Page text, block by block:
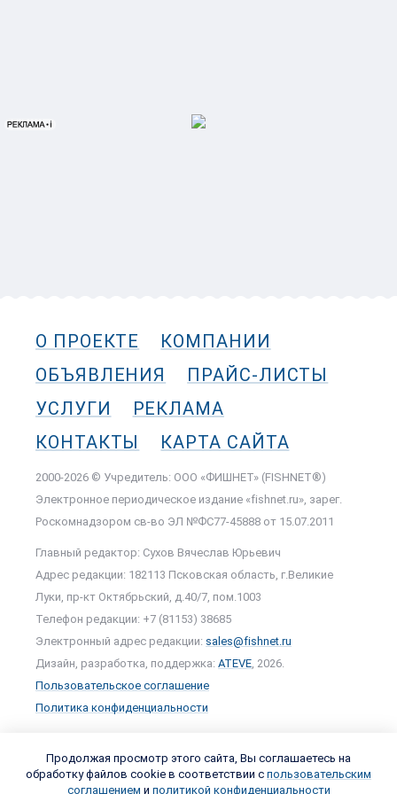
О ПРОЕКТЕ
КОМПАНИИ
ОБЪЯВЛЕНИЯ
ПРАЙС-ЛИСТЫ
УСЛУГИ
РЕКЛАМА
КОНТАКТЫ
КАРТА САЙТА
2000-2026 © Учредитель: ООО «ФИШНЕТ» (FISHNET®)
Электронное периодическое издание «fishnet.ru», зарег.
Роскомнадзором cв-во ЭЛ №ФС77-45888 от 15.07.2011
Главный редактор: Сухов Вячеслав Юрьевич
Адрес редакции: 182113 Псковская область, г.Великие
Луки, пр-кт Октябрьский, д.40/7, пом.1003
Телефон редакции: +7 (81153) 38685
Электронный адрес редакции: sales@fishnet.ru
Дизайн, разработка, поддержка: ATEVE , 2026.
Пользовательское соглашение
Политика конфиденциальности
Продолжая просмотр этого сайта, Вы соглашаетесь на
обработку файлов cookie в соответствии с пользовательским
соглашением и политикой конфиденциальности